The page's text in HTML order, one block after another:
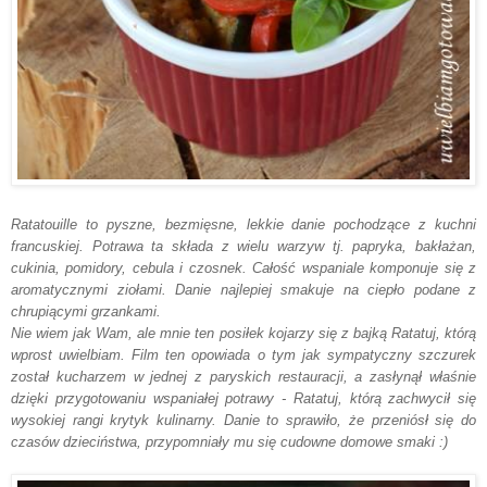
Ratatouille to pyszne, bezmięsne, lekkie danie pochodzące z kuchni
francuskiej. Potrawa ta składa z wielu warzyw tj. papryka, bakłażan,
cukinia, pomidory, cebula i czosnek. Całość wspaniale komponuje się z
aromatycznymi ziołami. Danie najlepiej smakuje na ciepło podane z
chrupiącymi grzankami.
Nie wiem jak Wam, ale mnie ten posiłek kojarzy się z bajką Ratatuj, którą
wprost uwielbiam. Film ten opowiada o tym jak sympatyczny szczurek
został kucharzem w jednej z paryskich restauracji, a zasłynął właśnie
dzięki przygotowaniu wspaniałej potrawy - Ratatuj, którą zachwycił się
wysokiej rangi krytyk kulinarny. Danie to sprawiło, że przeniósł się do
czasów dzieciństwa, przypomniały mu się cudowne domowe smaki :)